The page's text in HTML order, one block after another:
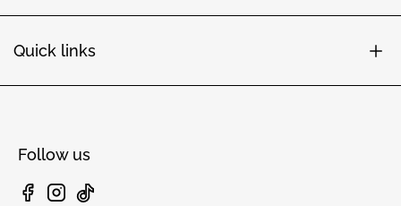
Quick links
Follow us
Facebook
Instagram
TikTok